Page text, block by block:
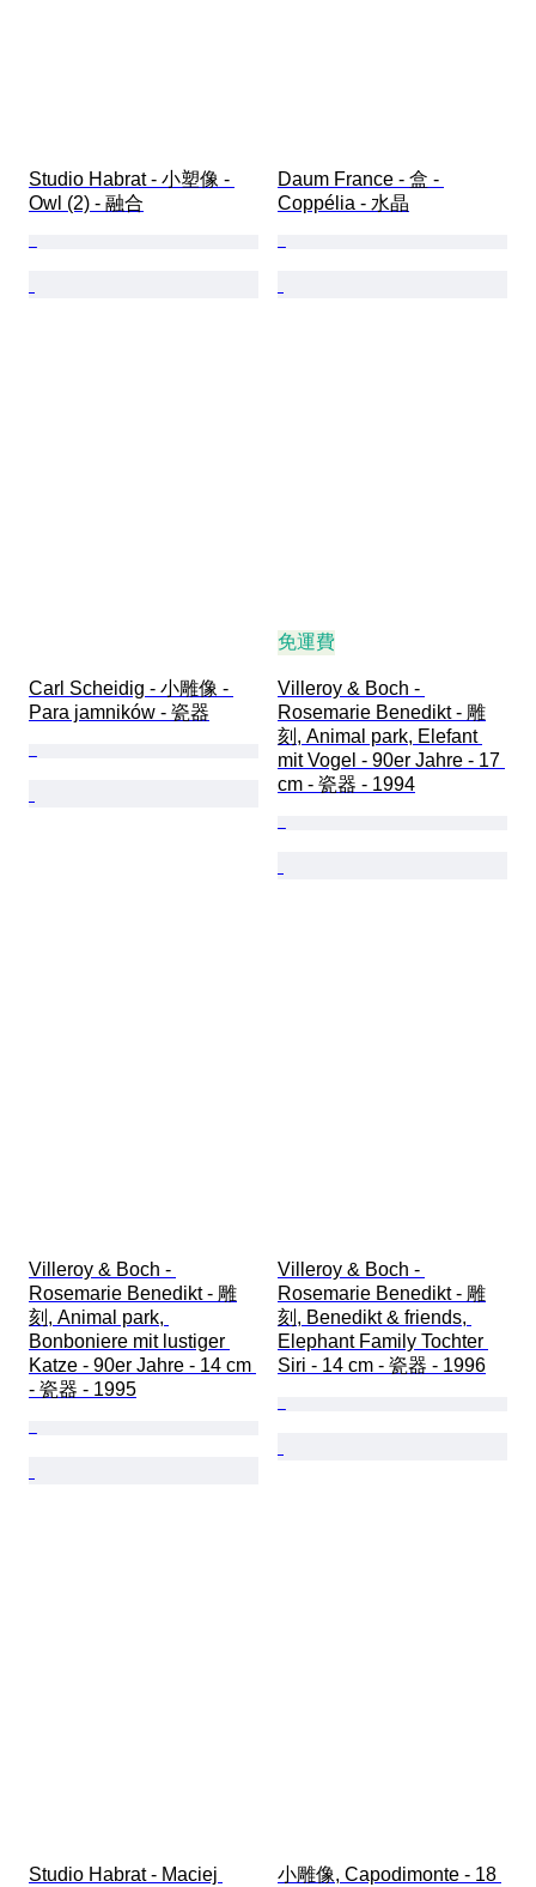
Studio Habrat - 小塑像 -
Owl (2) - 融合
Daum France - 盒 -
Coppélia - 水晶
Carl Scheidig - 小雕像 -
Para jamników - 瓷器
免運費
Villeroy & Boch -
Rosemarie Benedikt - 雕
刻, Animal park, Elefant
mit Vogel - 90er Jahre - 17
cm - 瓷器 - 1994
Villeroy & Boch -
Rosemarie Benedikt - 雕
刻, Animal park,
Bonboniere mit lustiger
Katze - 90er Jahre - 14 cm
- 瓷器 - 1995
Villeroy & Boch -
Rosemarie Benedikt - 雕
刻, Benedikt & friends,
Elephant Family Tochter
Siri - 14 cm - 瓷器 - 1996
Studio Habrat - Maciej
小雕像, Capodimonte - 18